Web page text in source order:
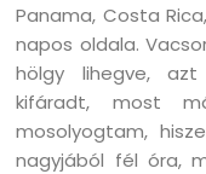
Panama, Costa
napos oldala.
hölgy lihegve,
kifáradt, most
mosolyogtam,
nagyjából fél óra,